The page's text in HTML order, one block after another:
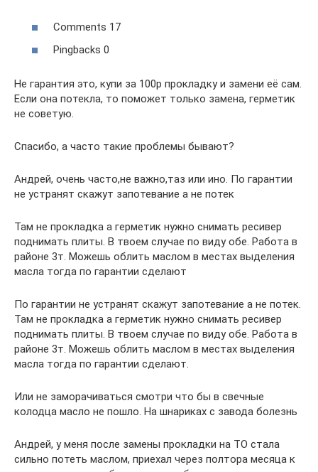
Comments 17
Pingbacks 0
Не гарантия это, купи за 100р прокладку и замени её сам.
Если она потекла, то поможет только замена, герметик
не советую.
Спасибо, а часто такие проблемы бывают?
Андрей, очень часто,не важно,таз или ино. По гарантии
не устранят скажут запотевание а не потек
Там не прокладка а герметик нужно снимать ресивер
поднимать плиты. В твоем случае по виду обе. Работа в
районе 3т. Можешь облить маслом в местах выделения
масла тогда по гарантии сделают
По гарантии не устранят скажут запотевание а не потек.
Там не прокладка а герметик нужно снимать ресивер
поднимать плиты. В твоем случае по виду обе. Работа в
районе 3т. Можешь облить маслом в местах выделения
масла тогда по гарантии сделают.
Или не заморачиваться смотри что бы в свечные
колодца масло не пошло. На шнариках с завода болезнь
Андрей, у меня после замены прокладки на ТО стала
сильно потеть маслом, приехал через полтора месяца к